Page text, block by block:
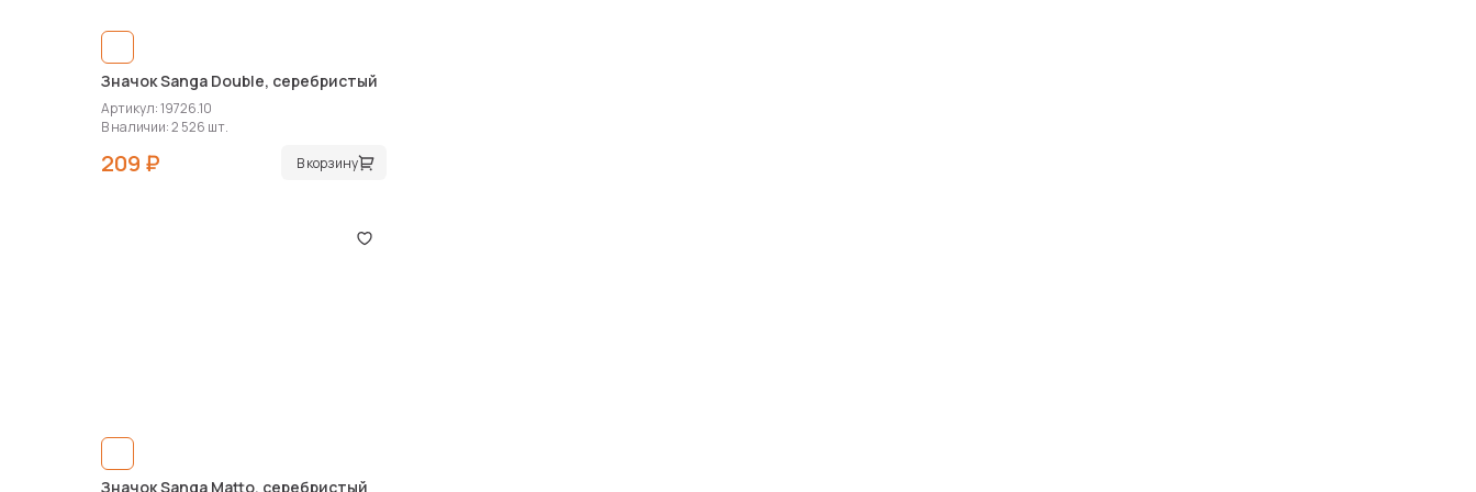
Значок Sanga Double, серебристый
Артикул: 19726.10
В наличии: 2 526 шт.
209 ₽ В корзину
Значок Sanga Matto, серебристый